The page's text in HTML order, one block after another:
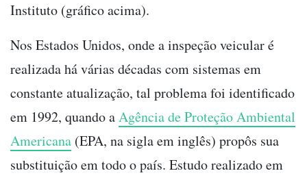
Instituto (gráfico acima).
Nos Estados Unidos, onde a inspeção veicular é
realizada há várias décadas com sistemas em
constante atualização, tal problema foi identificado
em 1992, quando aAgência de Proteção Ambiental
Americana (EPA, na sigla em inglês) propôs sua
substituição em todo o país. Estudo realizado em